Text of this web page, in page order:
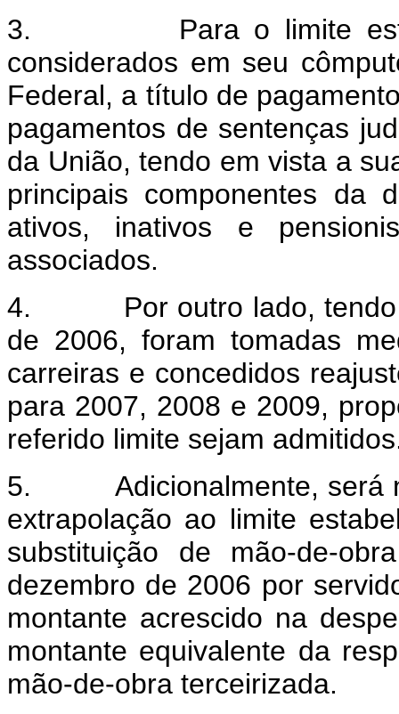
3. Para o limite
considerados em seu
Federal, a título de
pagamentos de sentenças
da União, tendo em vista a
principais componentes da
ativos, inativos e
associados.
4. Por outro lado, tendo
de 2006, foram tomadas
carreiras e concedidos
para 2007, 2008 e 2009,
referido limite sejam
5. Adicionalmente, será
extrapolação ao limite
substituição de mão-de-
dezembro de 2006 por
montante acrescido na
montante equivalente da
mão-de-obra terceirizada.